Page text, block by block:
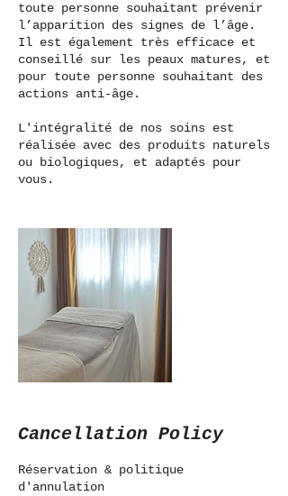
toute personne souhaitant prévenir
l’apparition des signes de l’âge.
Il est également très efficace et
conseillé sur les peaux matures, et
pour toute personne souhaitant des
actions anti-âge.
L'intégralité de nos soins est
réalisée avec des produits naturels
ou biologiques, et adaptés pour
vous.
Cancellation Policy
Réservation & politique
d'annulation